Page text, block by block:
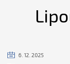
6. 12. 2025